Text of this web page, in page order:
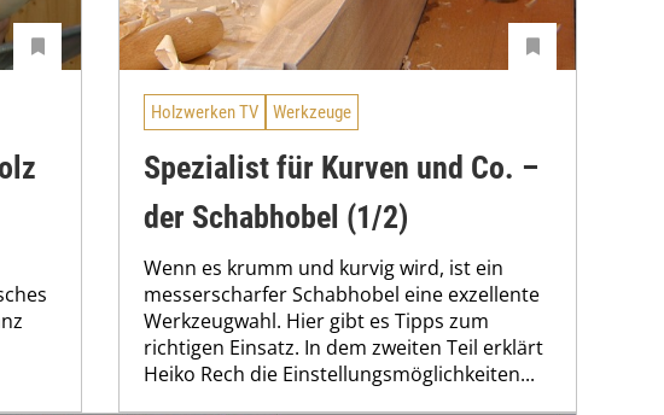
Holzwerken TV Werkzeuge
Spezialist für Kurven und Co. –
der Schabhobel (1/2)
Wenn es krumm und kurvig wird, ist ein
messerscharfer Schabhobel eine exzellente
Werkzeugwahl. Hier gibt es Tipps zum
richtigen Einsatz. In dem zweiten Teil erklärt
Heiko Rech die Einstellungsmöglichkeiten...